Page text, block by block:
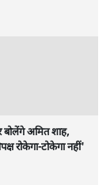
देना चाहता
है? आखिर